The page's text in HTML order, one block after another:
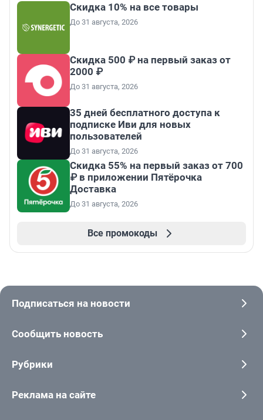
Скидка 10% на все товары
До 31 августа, 2026
Скидка 500 ₽ на первый заказ от
2000 ₽
До 31 августа, 2026
35 дней бесплатного доступа к
подписке Иви для новых
пользователей
До 31 августа, 2026
Скидка 55% на первый заказ от 700
₽ в приложении Пятёрочка
Доставка
До 31 августа, 2026
Все промокоды
Подписаться на новости
Сообщить новость
Рубрики
Реклама на сайте